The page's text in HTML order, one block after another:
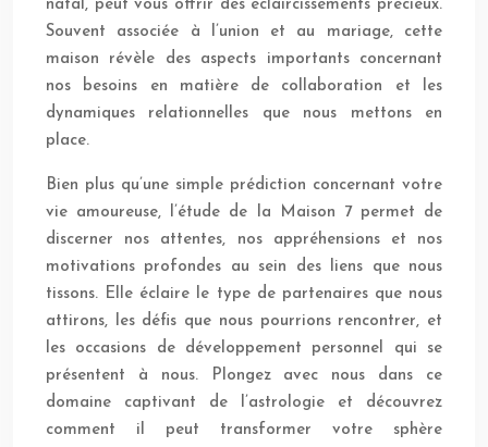
natal, peut vous offrir des éclaircissements précieux.
Souvent associée à l’union et au mariage, cette
maison révèle des aspects importants concernant
nos besoins en matière de collaboration et les
dynamiques relationnelles que nous mettons en
place.
Bien plus qu’une simple prédiction concernant votre
vie amoureuse, l’étude de la Maison 7 permet de
discerner nos attentes, nos appréhensions et nos
motivations profondes au sein des liens que nous
tissons. Elle éclaire le type de partenaires que nous
attirons, les défis que nous pourrions rencontrer, et
les occasions de développement personnel qui se
présentent à nous. Plongez avec nous dans ce
domaine captivant de l’astrologie et découvrez
comment il peut transformer votre sphère